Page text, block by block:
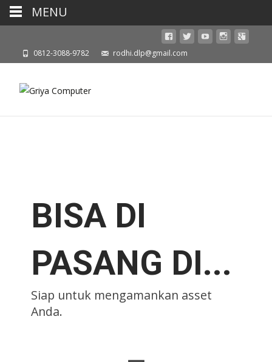
0812-3088-9782 rodhi.dlp@gmail.com
BISA DI
PASANG DI...
Siap untuk mengamankan asset
Anda.
MENU